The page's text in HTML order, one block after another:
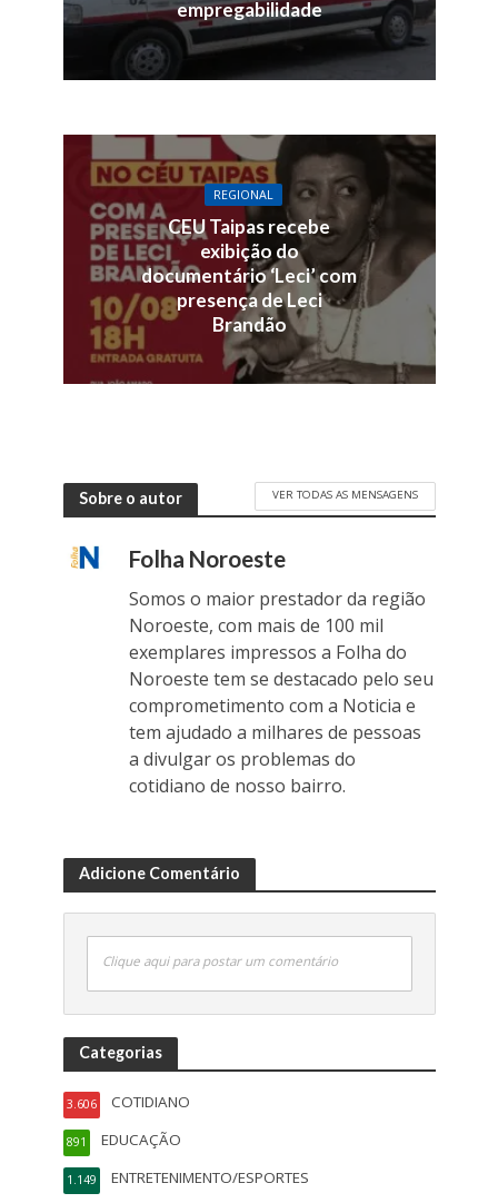
empregabilidade
REGIONAL
CEU Taipas recebe
exibição do
documentário ‘Leci’ com
presença de Leci
Brandão
Sobre o autor VER TODAS AS MENSAGENS
Folha Noroeste
Somos o maior prestador da região
Noroeste, com mais de 100 mil
exemplares impressos a Folha do
Noroeste tem se destacado pelo seu
comprometimento com a Noticia e
tem ajudado a milhares de pessoas
a divulgar os problemas do
cotidiano de nosso bairro.
Adicione Comentário
Clique aqui para postar um comentário
Categorias
COTIDIANO
3.606
EDUCAÇÃO
891
ENTRETENIMENTO/ESPORTES
1.149